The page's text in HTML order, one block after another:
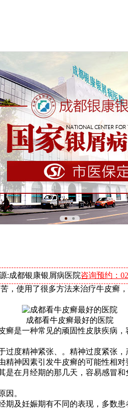
:成都银康银屑病医院咨询预约：
，使用了很多方法来治疗牛皮
成都看牛皮癣最好的医院
是一种常见的顽固性皮肤疾病
度精神紧张、。精神过度紧张
神因素引发牛皮癣的可能性相对
在月经期的那几天，容易感冒
因。
及妊娠期有不同的表现，多数